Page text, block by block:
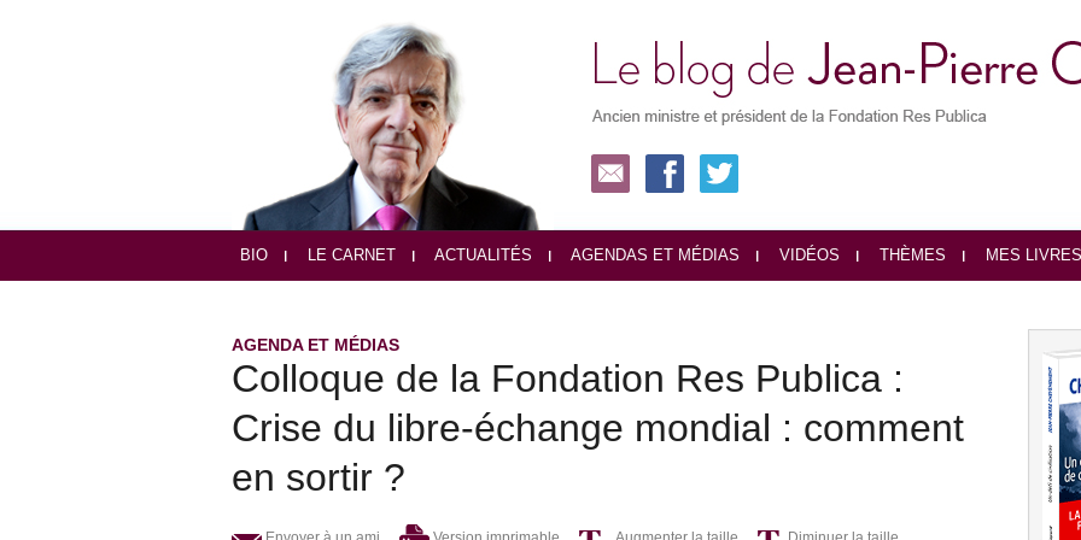
BIO LE CARNET ACTUALITÉS AGENDAS ET MÉDIAS VIDÉOS THÈMES MES LIVRES
AGENDA ET MÉDIAS
Colloque de la Fondation Res Publica :
Crise du libre-échange mondial : comment
en sortir ?